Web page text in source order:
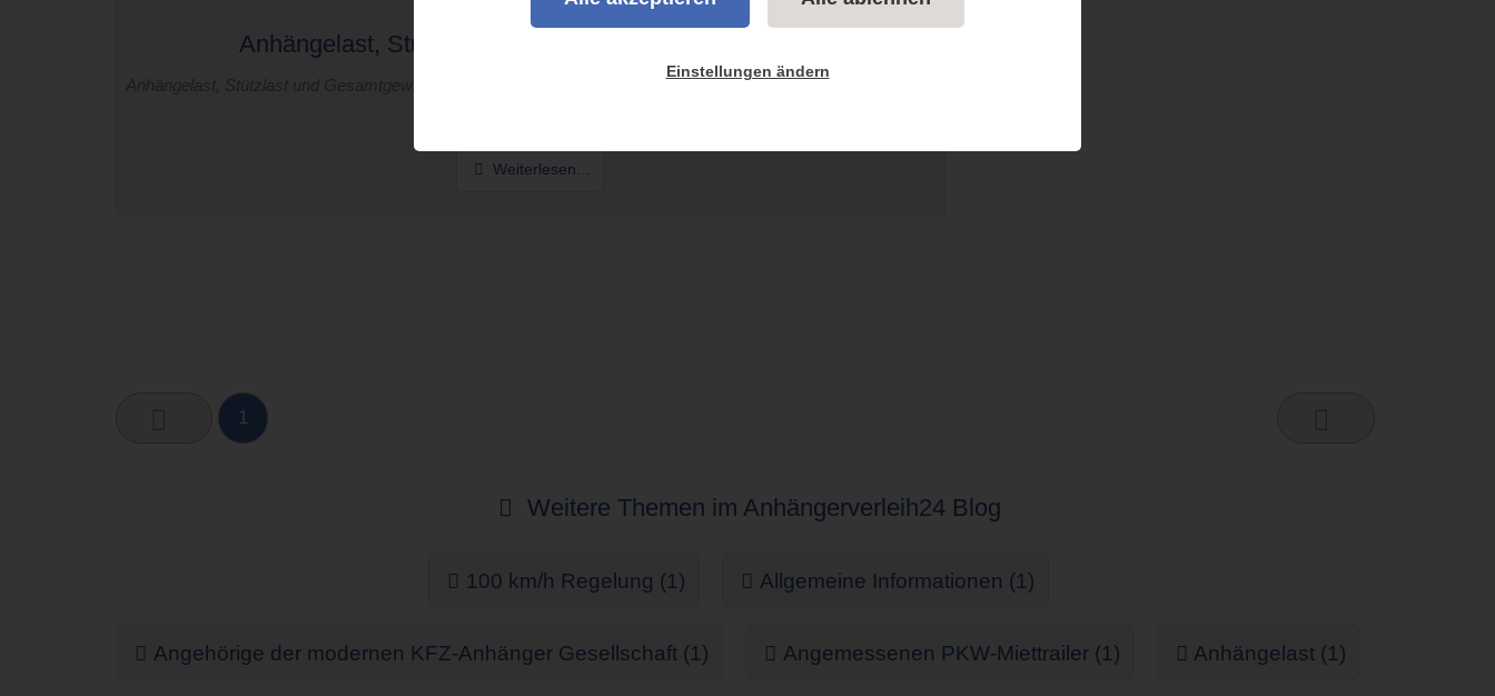
Anhängelast, Stützlast und Gesamtgewicht berechnen
Anhängelast
Anhängelast, Stützlast und Gesamtgewicht berechnen ✪ Formel zur Berechnung ✓ Wie viel darf ich zuladen ►
Weiterlesen...
1
Weitere Themen im Anhängerverleih24 Blog
100 km/h Regelung (1) Allgemeine Informationen (1)
Angehörige der modernen KFZ-Anhänger Gesellschaft (1) Angemessenen PKW-Miettrailer (1) Anhängelast (1)
Einstellungen ändern